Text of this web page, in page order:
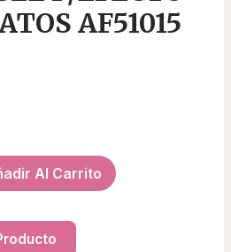
AF51015
Al Carrito